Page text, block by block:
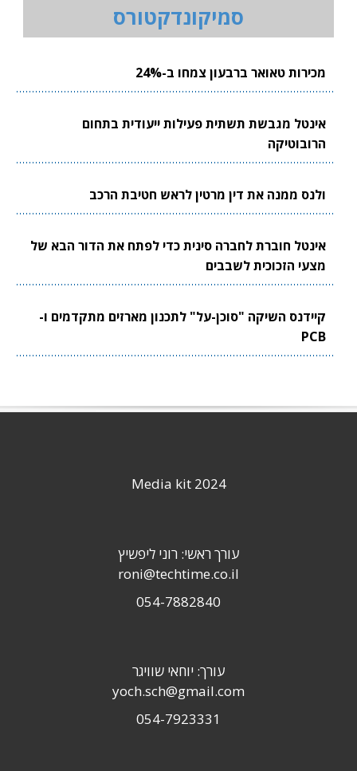
סמיקונדקטורס
מכירות טאואר ברבעון צמחו ב-24%
אינטל מגבשת תשתית פעילות ייעודית בתחום
הרובוטיקה
ולנס ממנה את דין מרטין לראש חטיבת הרכב
אינטל חוברת לחברה סינית כדי לפתח את הדור הבא של
מצעי הזכוכית לשבבים
קיידנס השיקה "סוכן-על" לתכנון מארזים מתקדמים ו-
PCB
Media kit 2024
עורך ראשי: רוני ליפשיץ
roni@techtime.co.il
054-7882840
עורך: יוחאי שוויגר
yoch.sch@gmail.com
054-7923331